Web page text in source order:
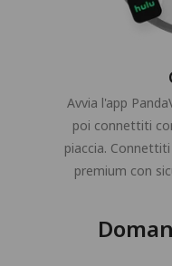
Avvia l'app
poi connettiti
piaccia.
premium con